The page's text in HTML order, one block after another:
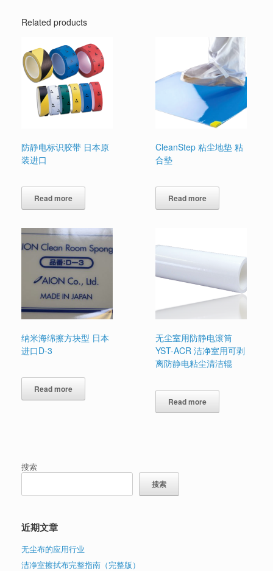
Related products
防静电标识胶带 日本原
装进口
Read more
CleanStep 粘尘地垫 粘
合墊
Read more
纳米海绵擦方块型 日本
进口D-3
Read more
无尘室用防静电滚筒
YST-ACR 洁净室用可剥
离防静电粘尘清洁辊
Read more
搜索
搜索
近期文章
无尘布的应用行业
洁净室擦拭布完整指南（完整版）